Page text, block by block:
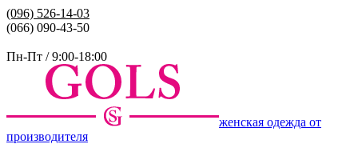
(096) 526-14-03
(066) 090-43-50
Пн-Пт / 9:00-18:00
женская одежда от
производителя